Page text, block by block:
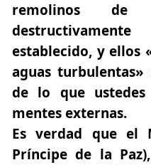
remolinos de
establecido, y ellos
aguas
de lo que
mentes externas.
Es verdad que el
Príncipe de la